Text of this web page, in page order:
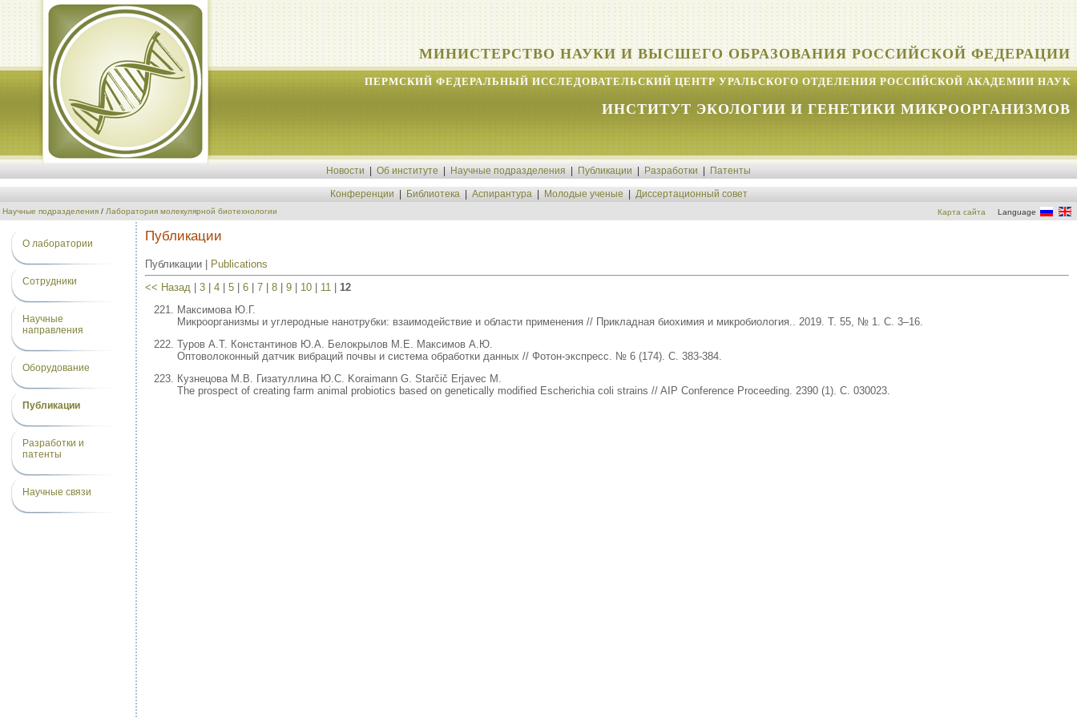
МИНИСТЕРСТВО НАУКИ И ВЫСШЕГО ОБРАЗОВАНИЯ РОССИЙСКОЙ ФЕДЕРАЦИИ
ПЕРМСКИЙ ФЕДЕРАЛЬНЫЙ ИССЛЕДОВАТЕЛЬСКИЙ ЦЕНТР УРАЛЬСКОГО ОТДЕЛЕНИЯ РОССИЙСКОЙ АКАДЕМИИ НАУК
ИНСТИТУТ ЭКОЛОГИИ И ГЕНЕТИКИ МИКРООРГАНИЗМОВ
Новости Об институте Научные подразделения Публикации Разработки Патенты
Конференции Библиотека Аспирантура Молодые ученые Диссертационный совет
Научные подразделения / Лаборатория молекулярной биотехнологии Карта сайта Language
О лаборатории
Сотрудники
Научные
направления
Оборудование
Публикации
Разработки и
патенты
Научные связи
Публикации
Публикации | Publications
<< Назад
3 4 5 6 7 8 9 10 11
12
Максимова Ю.Г.
Микроорганизмы и углеродные нанотрубки: взаимодействие и области применения // Прикладная биохимия и микробиология.. 2019. Т. 55, № 1. С. 3–16.
Туров А.Т. Константинов Ю.А. Белокрылов М.Е. Максимов А.Ю.
Оптоволоконный датчик вибраций почвы и система обработки данных // Фотон-экспресс. № 6 (174). С. 383-384.
Кузнецова М.В. Гизатуллина Ю.С. Koraimann G. Starčič Erjavec M.
The prospect of creating farm animal probiotics based on genetically modified Escherichia coli strains // AIP Conference Proceeding. 2390 (1). С. 030023.